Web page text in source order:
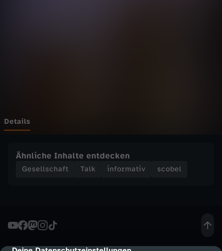
u
d
r
S
Details
Ähnliche Inhalte entdecken
Gesellschaft Talk informativ scobel